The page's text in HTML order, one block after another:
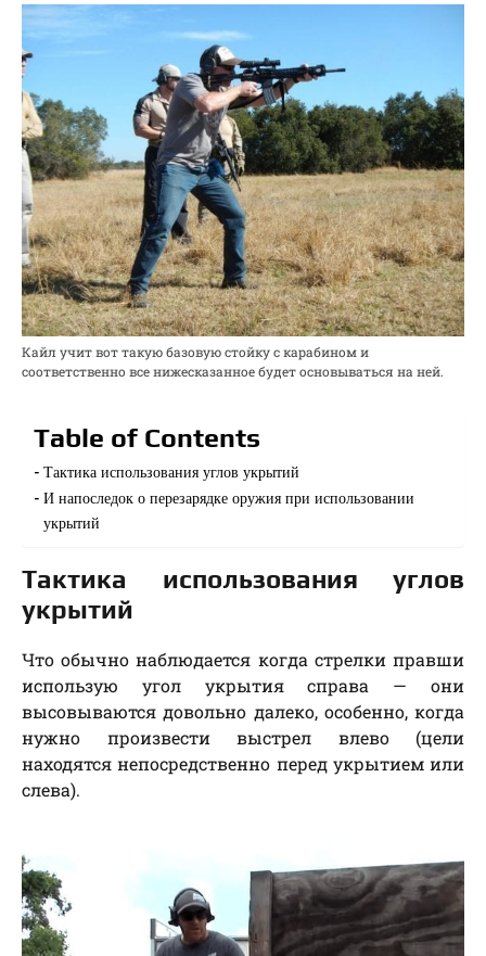
Кайл учит вот такую базовую стойку с карабином и
соответственно все нижесказанное будет основываться на ней.
Table of Contents
Тактика использования углов укрытий
И напоследок о перезарядке оружия при использовании
укрытий
Тактика использования углов
укрытий
Что обычно наблюдается когда стрелки правши
использую угол укрытия справа — они
высовываются довольно далеко, особенно, когда
нужно произвести выстрел влево (цели
находятся непосредственно перед укрытием или
слева).